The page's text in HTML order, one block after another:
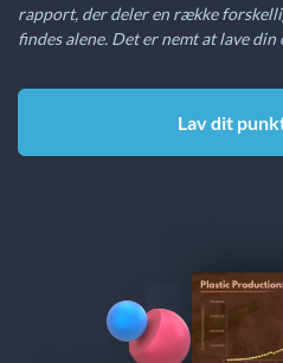
rapport, der deler en række
findes alene. Det er nemt at lave
Lav dit